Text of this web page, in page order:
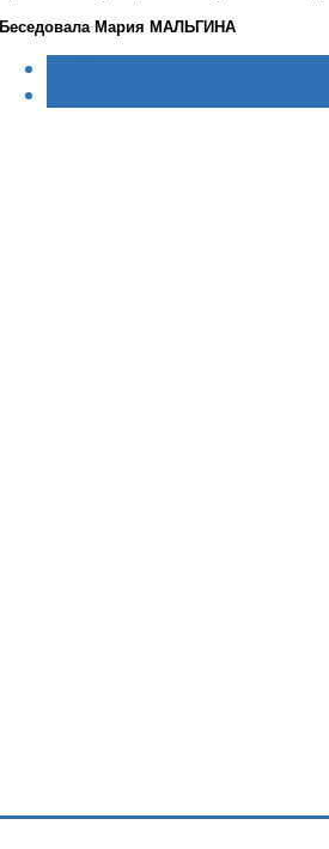
Беседовала Мария МАЛЬГИНА